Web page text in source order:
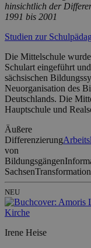
hinsichtlich der
1991 bis 2001
Studien zur
Die Mittelschule
Schulart eingeführt
sächsischen
Neuorganisation des
Deutschlands. Die
Hauptschule und
Äußere
Differenzierung
von
Bildungsgängen
Sachsen
NEU
Irene Heise